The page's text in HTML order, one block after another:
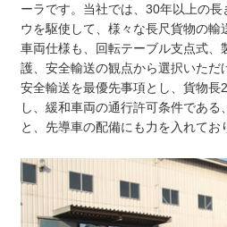
ーラです。当社では、30年以上の
ウを駆使して、様々な長尺貨物の輸
車両仕様も、回転テーブル支点式、
護、安全輸送の観点から選択いただ
安全輸送を最優先事項とし、貨物長
し、緩和車両の通行許可条件であ
と、先導車の配備にも力を入れてお